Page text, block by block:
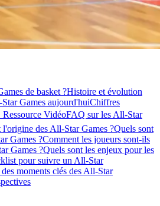
de basket ?Histoire et évolution
Games aujourd'huiChiffres
Ressource VidéoFAQ sur les All-Star
l'origine des All-Star Games ?Quels sont
Games ?Comment les joueurs sont-ils
Games ?Quels sont les enjeux pour les
pour suivre un All-Star
moments clés des All-Star